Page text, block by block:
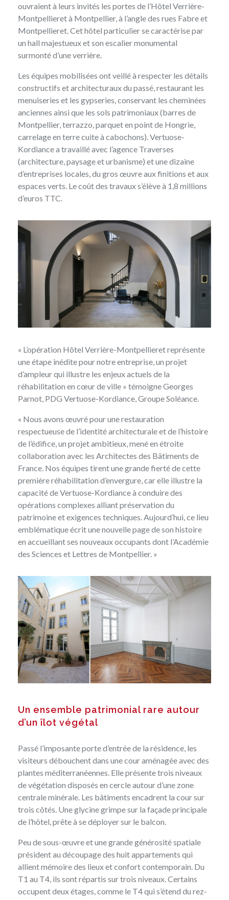
ouvraient à leurs invités les portes de l’Hôtel Verrière-
Montpellieret à Montpellier, à l’angle des rues Fabre et
Montpellieret. Cet hôtel particulier se caractérise par
un hall majestueux et son escalier monumental
surmonté d’une verrière.
Les équipes mobilisées ont veillé à respecter les détails
constructifs et architecturaux du passé, restaurant les
menuiseries et les gypseries, conservant les cheminées
anciennes ainsi que les sols patrimoniaux (barres de
Montpellier, terrazzo, parquet en point de Hongrie,
carrelage en terre cuite à cabochons). Vertuose-
Kordiancea travaillé avec l’agence Traverses
(architecture, paysage et urbanisme) et une dizaine
d’entreprises locales, du gros œuvre aux finitions et aux
espaces verts. Le coût des travaux s’élève à 1,8 millions
d’euros TTC.
« L’opération Hôtel Verrière-Montpellieret représente
une étape inédite pour notre entreprise, un projet
d’ampleur qui illustre les enjeux actuels de la
réhabilitation en cœur de ville » témoigne Georges
Parnot, PDG Vertuose-Kordiance, Groupe Soléance.
« Nous avons œuvré pour une restauration
respectueuse de l’identité architecturale et de l’histoire
de l’édifice, un projet ambitieux, mené en étroite
collaboration avec les Architectes des Bâtiments de
France. Nos équipes tirent une grande fierté de cette
première réhabilitation d’envergure, car elle illustre la
capacité de Vertuose-Kordiance à conduire des
opérations complexes alliant préservation du
patrimoine et exigences techniques. Aujourd’hui, ce lieu
emblématique écrit une nouvelle page de son histoire
en accueillant ses nouveaux occupants dont l’Académie
des Sciences et Lettres de Montpellier. »
Un ensemble patrimonial rare autour
d’un îlot végétal
Passé l’imposante porte d’entrée de la résidence, les
visiteurs débouchent dans une cour aménagée avec des
plantes méditerranéennes. Elle présente trois niveaux
de végétation disposés en cercle autour d’une zone
centrale minérale. Les bâtiments encadrent la cour sur
trois côtés. Une glycine grimpe sur la façade principale
de l’hôtel, prête à se déployer sur le balcon.
Peu de sous-œuvre et une grande générosité spatiale
président au découpage des huit appartements qui
allient mémoire des lieux et confort contemporain. Du
T1 au T4, ils sont répartis sur trois niveaux. Certains
occupent deux étages, comme le T4 qui s’étend du rez-